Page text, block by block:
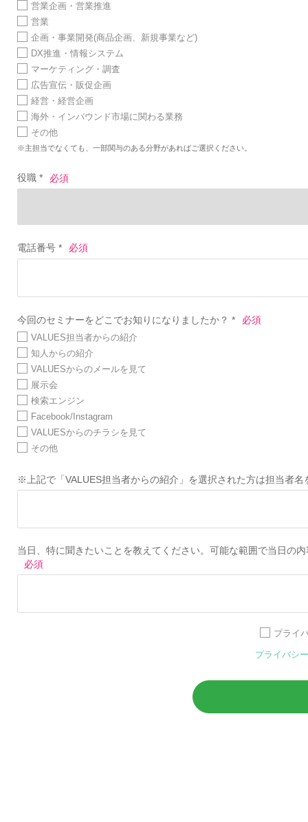
営業企画・営業推進
営業
企画・事業開発(商品企画、新規事業など)
DX推進・情報システム
マーケティング・調査
広告宣伝・販促企画
経営・経営企画
海外・インバウンド市場に関わる業務
その他
※主担当でなくても、一部関与のある分野があればご選択ください。
役職 *
電話番号 *
今回のセミナーをどこでお知りになりましたか？ *
VALUES担当者からの紹介
知人からの紹介
VALUESからのメールを見て
展示会
検索エンジン
Facebook/Instagram
VALUESからのチラシを見て
その他
※上記で「VALUES担当者からの紹介」を選択された方は担当者
当日、特に聞きたいことを教えてください。可能な範囲で当日の
プライ
プライバシ